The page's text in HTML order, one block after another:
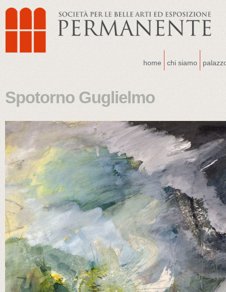
home chi siamo
Spotorno Guglielmo